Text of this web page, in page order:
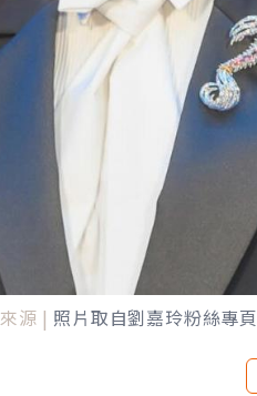
源 | 照片取自劉嘉玲粉絲專頁